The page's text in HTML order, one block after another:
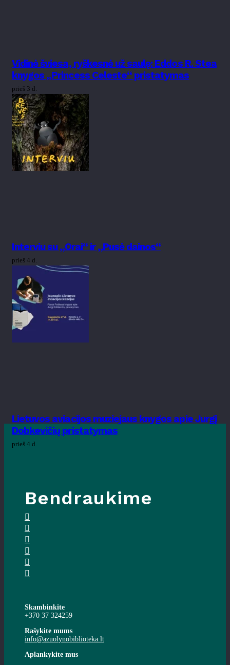
Vidinė šviesa, ryškesnė už saulę: Eddos R. Stea
knygos „Princess Celeste“ pristatymas
prieš 3 d.
Interviu su „Orai“ ir „Pusė dainos“
prieš 4 d.
Lietuvos aviacijos muziejaus knygos apie Jurgį
Dobkevičių pristatymas
prieš 4 d.
Bendraukime
Skambinkite
+370 37 324259
Rašykite mums
info@azuolynobiblioteka.lt
Aplankykite mus